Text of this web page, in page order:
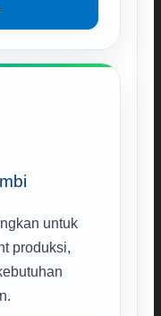
untuk
produksi,